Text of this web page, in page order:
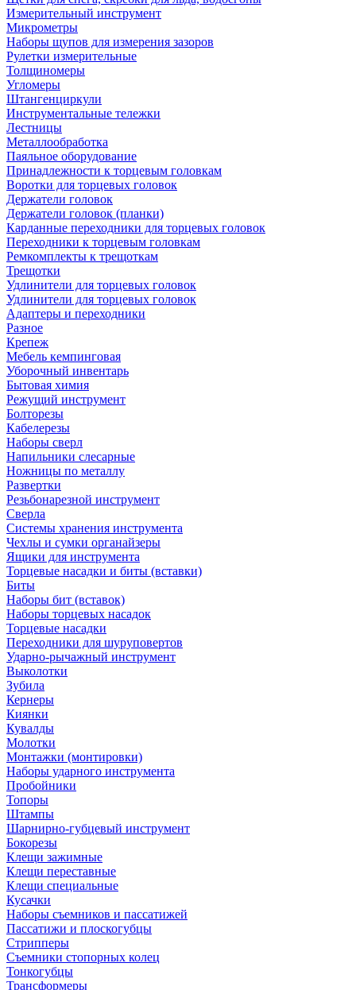
Измерительный инструмент
Микрометры
Наборы щупов для измерения зазоров
Рулетки измерительные
Толщиномеры
Угломеры
Штангенциркули
Инструментальные тележки
Лестницы
Металлообработка
Паяльное оборудование
Принадлежности к торцевым головкам
Воротки для торцевых головок
Держатели головок
Держатели головок (планки)
Карданные переходники для торцевых головок
Переходники к торцевым головкам
Ремкомплекты к трещоткам
Трещотки
Удлинители для торцевых головок
Удлинители для торцевых головок
Адаптеры и переходники
Разное
Крепеж
Мебель кемпинговая
Уборочный инвентарь
Бытовая химия
Режущий инструмент
Болторезы
Кабелерезы
Наборы сверл
Напильники слесарные
Ножницы по металлу
Развертки
Резьбонарезной инструмент
Сверла
Системы хранения инструмента
Чехлы и сумки органайзеры
Ящики для инструмента
Торцевые насадки и биты (вставки)
Биты
Наборы бит (вставок)
Наборы торцевых насадок
Торцевые насадки
Переходники для шуруповертов
Ударно-рычажный инструмент
Выколотки
Зубила
Кернеры
Киянки
Кувалды
Молотки
Монтажки (монтировки)
Наборы ударного инструмента
Пробойники
Топоры
Штампы
Шарнирно-губцевый инструмент
Бокорезы
Клещи зажимные
Клещи переставные
Клещи специальные
Кусачки
Наборы съемников и пассатижей
Пассатижи и плоскогубцы
Стрипперы
Съемники стопорных колец
Тонкогубцы
Трансформеры